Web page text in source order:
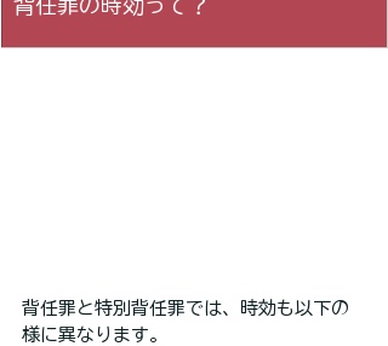
背任罪の時効って？
背任罪と特別背任罪では、時効も以下の
様に異なります。